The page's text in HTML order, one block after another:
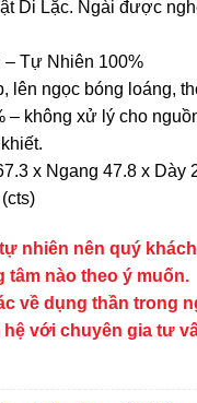
Di Lặc. Ngài được
– Tự Nhiên 100%
lên ngọc bóng loáng,
– không xử lý cho
x Ngang 47.8 x Dày
nhiên nên quý
tâm nào theo ý muốn.
về dụng thần trong
hệ với chuyên gia tư